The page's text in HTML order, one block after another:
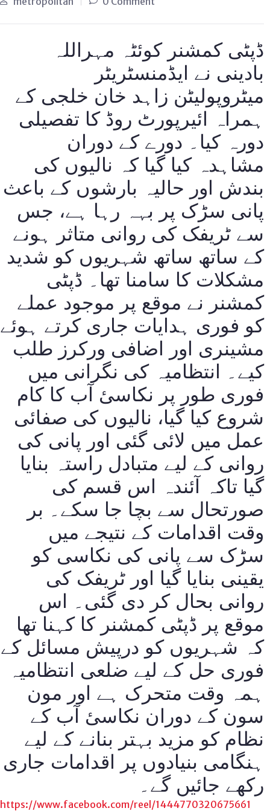
ڈپٹی کمشنر کوئٹہ مہراللہ
بادینی نے ایڈمنسٹریٹر
میٹروپولیٹن زاہد خان خلجی کے
ہمراہ ائیرپورٹ روڈ کا تفصیلی
دورہ کیا۔ دورے کے دوران
مشاہدہ کیا گیا کہ نالیوں کی
بندش اور حالیہ بارشوں کے باعث
پانی سڑک پر بہہ رہا ہے، جس
سے ٹریفک کی روانی متاثر ہونے
کے ساتھ ساتھ شہریوں کو شدید
مشکلات کا سامنا تھا۔ ڈپٹی
کمشنر نے موقع پر موجود عملے
کو فوری ہدایات جاری کرتے ہوئے
مشینری اور اضافی ورکرز طلب
کیے۔ انتظامیہ کی نگرانی میں
فوری طور پر نکاسیٔ آب کا کام
شروع کیا گیا، نالیوں کی صفائی
عمل میں لائی گئی اور پانی کی
روانی کے لیے متبادل راستہ بنایا
گیا تاکہ آئندہ اس قسم کی
صورتحال سے بچا جا سکے۔ بر
وقت اقدامات کے نتیجے میں
سڑک سے پانی کی نکاسی کو
یقینی بنایا گیا اور ٹریفک کی
روانی بحال کر دی گئی۔ اس
موقع پر ڈپٹی کمشنر کا کہنا تھا
کہ شہریوں کو درپیش مسائل کے
فوری حل کے لیے ضلعی انتظامیہ
ہمہ وقت متحرک ہے اور مون
سون کے دوران نکاسیٔ آب کے
نظام کو مزید بہتر بنانے کے لیے
ہنگامی بنیادوں پر اقدامات جاری
رکھے جائیں گے۔
https://www.facebook.com/reel/1444770320675661